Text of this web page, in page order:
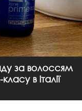
за волоссям
в Італії